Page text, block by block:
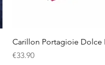
Quick
Carillon Portagioie Dolce
Price
€33.90